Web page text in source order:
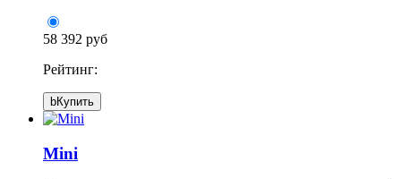
58 392 руб
Рейтинг:
bКупить
Mini